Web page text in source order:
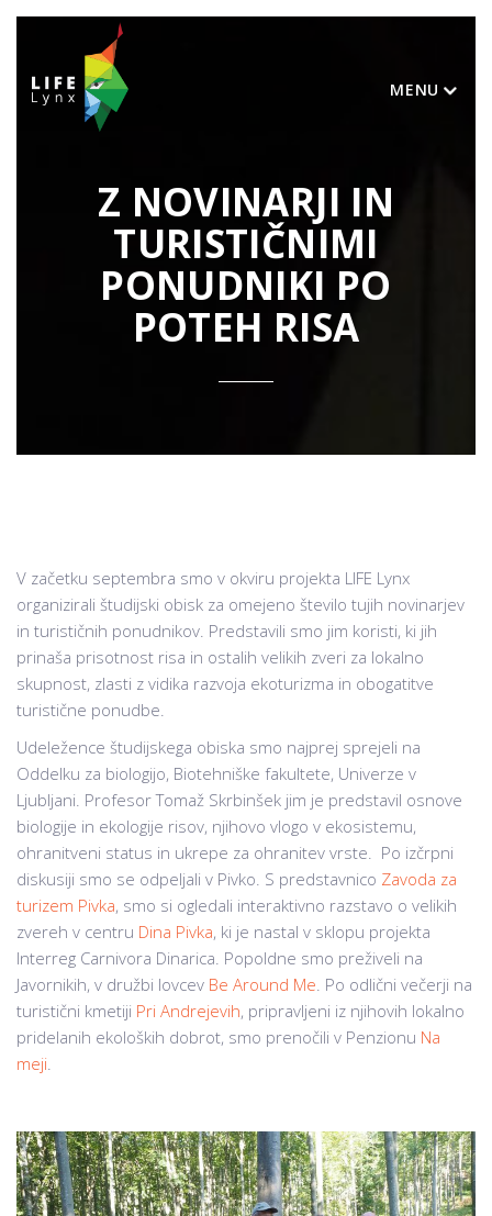
MENU
Z NOVINARJI IN
TURISTIČNIMI
PONUDNIKI PO
POTEH RISA
V začetku septembra smo v okviru projekta LIFE Lynx
organizirali študijski obisk za omejeno število tujih novinarjev
in turističnih ponudnikov. Predstavili smo jim koristi, ki jih
prinaša prisotnost risa in ostalih velikih zveri za lokalno
skupnost, zlasti z vidika razvoja ekoturizma in obogatitve
turistične ponudbe.
Udeležence študijskega obiska smo najprej sprejeli na
Oddelku za biologijo, Biotehniške fakultete, Univerze v
Ljubljani. Profesor Tomaž Skrbinšek jim je predstavil osnove
biologije in ekologije risov, njihovo vlogo v ekosistemu,
ohranitveni status in ukrepe za ohranitev vrste. Po izčrpni
diskusiji smo se odpeljali v Pivko. S predstavnico Zavoda za
turizem Pivka, smo si ogledali interaktivno razstavo o velikih
zvereh v centru Dina Pivka, ki je nastal v sklopu projekta
Interreg Carnivora Dinarica. Popoldne smo preživeli na
Javornikih, v družbi lovcev Be Around Me. Po odlični večerji na
turistični kmetiji Pri Andrejevih, pripravljeni iz njihovih lokalno
pridelanih ekoloških dobrot, smo prenočili v Penzionu Na
meji.